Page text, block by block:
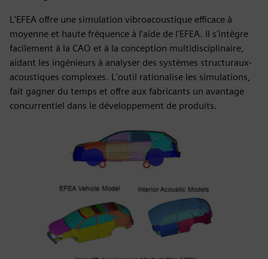
L'EFEA offre une simulation vibroacoustique efficace à
moyenne et haute fréquence à l'aide de l'EFEA. Il s'intègre
facilement à la CAO et à la conception multidisciplinaire,
aidant les ingénieurs à analyser des systèmes structuraux-
acoustiques complexes. L'outil rationalise les simulations,
fait gagner du temps et offre aux fabricants un avantage
concurrentiel dans le développement de produits.